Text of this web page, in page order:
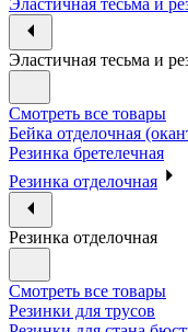
Эластичная тесьма и
Смотреть все товары
Бейка отделочная
Резинка бретелечная
Резинка отделочная
Резинка отделочная
Смотреть все товары
Резинки для трусов